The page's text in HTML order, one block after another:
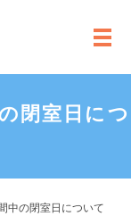
閉室日につ
中の閉室日について